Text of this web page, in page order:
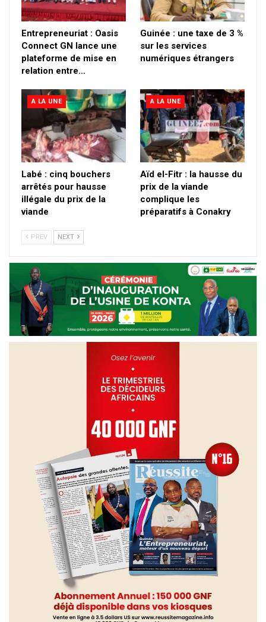
Entrepreneuriat : Oasis
Connect GN lance une
plateforme de mise en
relation entre…
Guinée : une taxe de 3 %
sur les services
numériques étrangers
A LA UNE
Labé : cinq bouchers
arrêtés pour hausse
illégale du prix de la
viande
A LA UNE
Aïd el-Fitr : la hausse du
prix de la viande
complique les
préparatifs à Conakry
PREV NEXT